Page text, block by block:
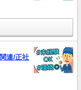
連/正社